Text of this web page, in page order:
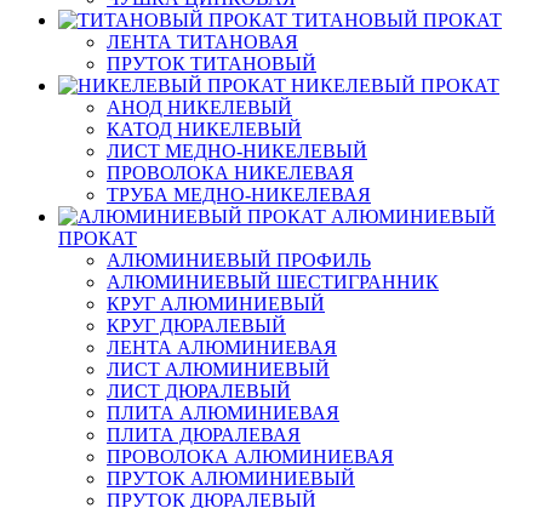
ТИТАНОВЫЙ ПРОКАТ
ЛЕНТА ТИТАНОВАЯ
ПРУТОК ТИТАНОВЫЙ
НИКЕЛЕВЫЙ ПРОКАТ
АНОД НИКЕЛЕВЫЙ
КАТОД НИКЕЛЕВЫЙ
ЛИСТ МЕДНО-НИКЕЛЕВЫЙ
ПРОВОЛОКА НИКЕЛЕВАЯ
ТРУБА МЕДНО-НИКЕЛЕВАЯ
АЛЮМИНИЕВЫЙ
ПРОКАТ
АЛЮМИНИЕВЫЙ ПРОФИЛЬ
АЛЮМИНИЕВЫЙ ШЕСТИГРАННИК
КРУГ АЛЮМИНИЕВЫЙ
КРУГ ДЮРАЛЕВЫЙ
ЛЕНТА АЛЮМИНИЕВАЯ
ЛИСТ АЛЮМИНИЕВЫЙ
ЛИСТ ДЮРАЛЕВЫЙ
ПЛИТА АЛЮМИНИЕВАЯ
ПЛИТА ДЮРАЛЕВАЯ
ПРОВОЛОКА АЛЮМИНИЕВАЯ
ПРУТОК АЛЮМИНИЕВЫЙ
ПРУТОК ДЮРАЛЕВЫЙ